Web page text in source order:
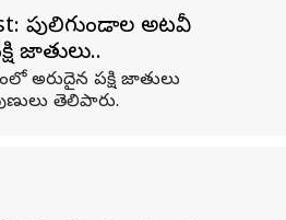
పులిగుండాల అటవీ
జాతులు..
అరుదైన పక్షి జాతులు
తెలిపారు.